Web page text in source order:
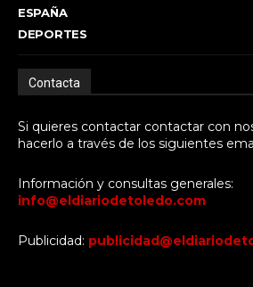
ESPAÑA
DEPORTES
Contacta
Si quieres contactar contactar con
hacerlo a través de los siguientes
Información y consultas generales:
info@eldiariodetoledo.com
Publicidad: